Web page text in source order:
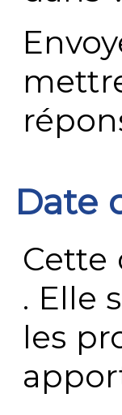
Date
Cette
. Elle
les